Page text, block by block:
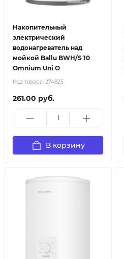
Накопительный
электрический
водонагреватель над
мойкой Ballu BWH/S 10
Omnium Uni O
Код товара: 274825
261.00 руб.
В корзину